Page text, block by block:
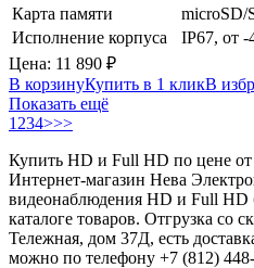
Карта памяти
microSD/
Исполнение корпуса
IP67, от -
Цена: 11 890 ₽
В корзинуКупить в 1 кликВ
Показать ещё
1 234>>>
Купить HD и Full HD по цене от
Интернет-магазин Нева
видеонаблюдения HD и Full HD
каталоге товаров. Отгрузка со
Тележная, дом 37Д, есть
можно по телефону +7 (812)